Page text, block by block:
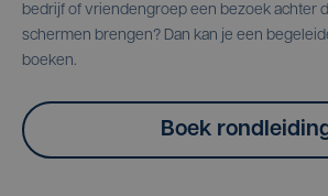
bedrijf of vriendengroep een bezoek achter
schermen brengen? Dan kan je een
boeken.
Boek